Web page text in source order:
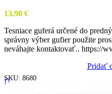
13,90 €
Tesniace guferá určené do
správny výber gufier použite
neváhajte kontaktovať.. https://
Pridať
SKU: 8680